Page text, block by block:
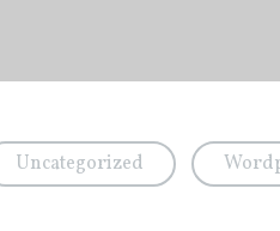
Uncategorized